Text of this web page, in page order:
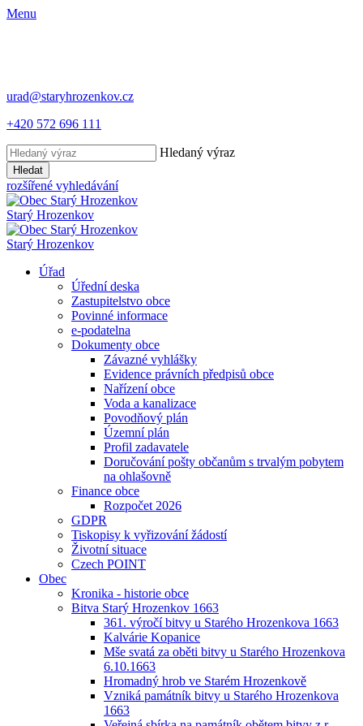
Menu
urad@staryhrozenkov.cz
+420 572 696 111
Hledaný výraz
Hledat
rozšířené vyhledávání
Starý Hrozenkov
Starý Hrozenkov
Úřad
Úřední deska
Zastupitelstvo obce
Povinné informace
e-podatelna
Dokumenty obce
Závazné vyhlášky
Evidence právních předpisů obce
Nařízení obce
Voda a kanalizace
Povodňový plán
Územní plán
Profil zadavatele
Doručování pošty občanům s trvalým pobytem
na ohlašovně
Finance obce
Rozpočet 2026
GDPR
Tiskopisy k vyřizování žádostí
Životní situace
Czech POINT
Obec
Kronika - historie obce
Bitva Starý Hrozenkov 1663
361. výročí bitvy u Starého Hrozenkova 1663
Kalvárie Kopanice
Mše svatá za oběti bitvy u Starého Hrozenkova
6.10.1663
Hromadný hrob ve Starém Hrozenkově
Vzniká památník bitvy u Starého Hrozenkova
1663